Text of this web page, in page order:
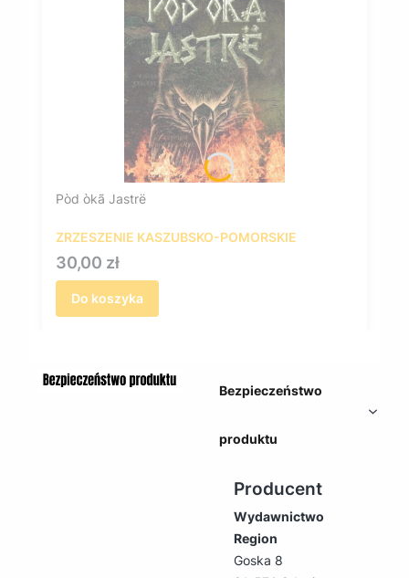
Pòd òkã Jastrë
ZRZESZENIE KASZUBSKO-POMORSKIE
Cena
30,00 zł
Do koszyka
Bezpieczeństwo
produktu
Producent
Wydawnictwo
Region
Goska 8